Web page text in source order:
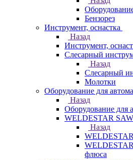
Бензорез
Инструмент, оснастка
Назад
Инструмент,
Слесарный
Назад
Слесарный
Молотки
Оборудование для
Назад
Оборудование для
WELDESTAR SAW
Назад
флюса